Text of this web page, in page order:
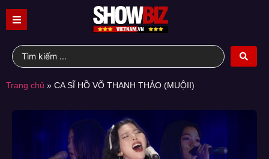
Trang chủ » CA SĨ HỒ VÕ THANH THẢO (MUỘII)